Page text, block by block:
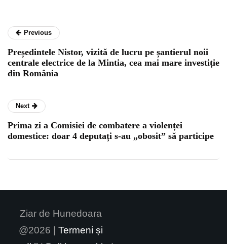
Previous
Președintele Nistor, vizită de lucru pe șantierul noii
centrale electrice de la Mintia, cea mai mare investiție
din România
Next
Prima zi a Comisiei de combatere a violenței
domestice: doar 4 deputați s-au „obosit” să participe
Ziar de Hunedoara
@2026 | Termeni și